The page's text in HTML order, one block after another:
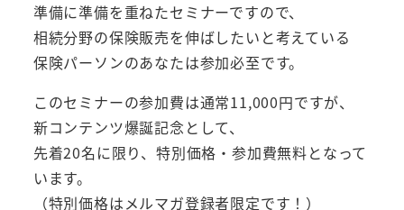
準備に準備を重ねたセミナーですので、
相続分野の保険販売を伸ばしたいと考えている
保険パーソンのあなたは参加必至です。
このセミナーの参加費は通常11,000円ですが、
新コンテンツ爆誕記念として、
先着20名に限り、特別価格・参加費無料となって
います。
（特別価格はメルマガ登録者限定です！）